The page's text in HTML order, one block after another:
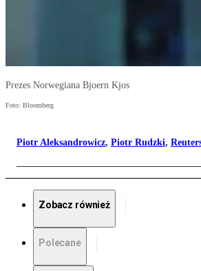
Prezes Norwegiana Bjoern Kjos
Foto: Bloomberg
Piotr Aleksandrowicz, Piotr Rudzki,
Zobacz również
Polecane